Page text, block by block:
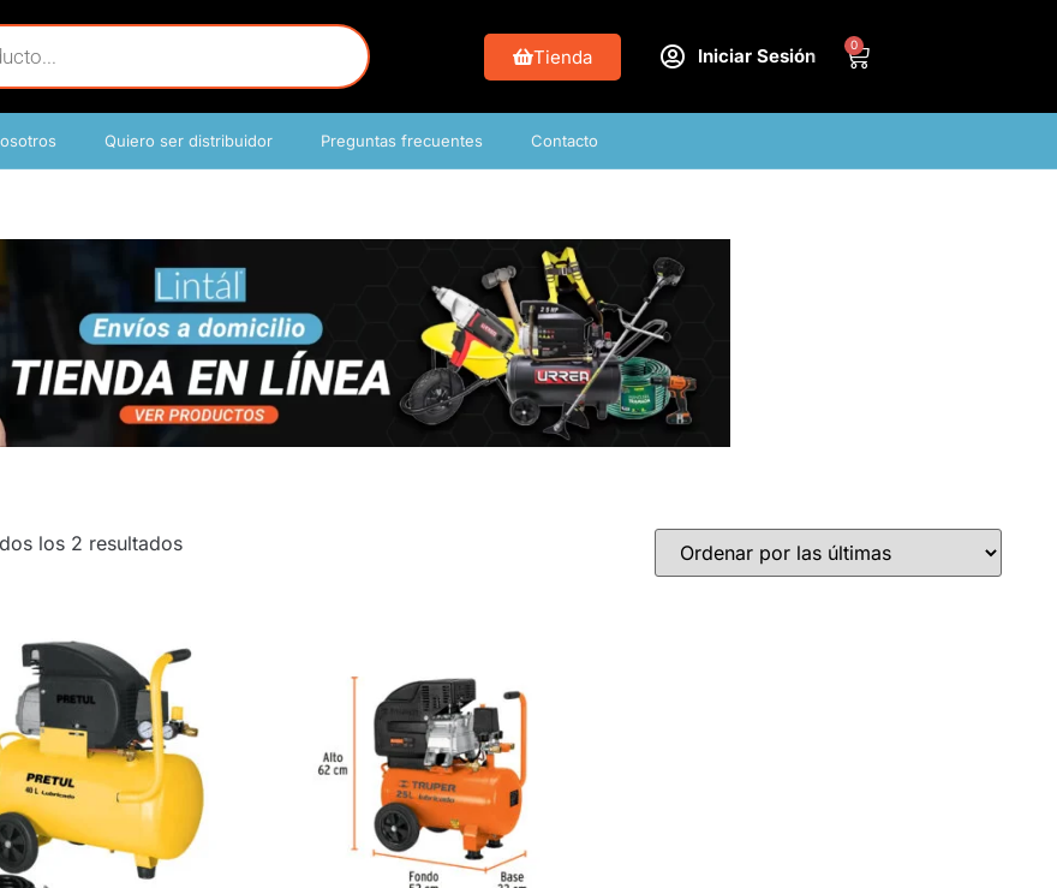
Tienda Iniciar Sesión
0
Quiero ser distribuidor Preguntas frecuentes Contacto
los 2 resultados